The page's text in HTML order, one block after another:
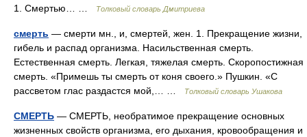
1. Смертью… …
Толковый словарь Дмитриева
смерть — смерти мн., и, смертей, жен. 1. Прекращение жизни,
гибель и распад организма. Насильственная смерть.
Естественная смерть. Легкая, тяжелая смерть. Скоропостижная
смерть. «Примешь ты смерть от коня своего.» Пушкин. «С
рассветом глас раздастся мой,… …
Толковый словарь Ушакова
СМЕРТЬ — СМЕРТЬ, необратимое прекращение основных
жизненных свойств организма, его дыхания, кровообращения и